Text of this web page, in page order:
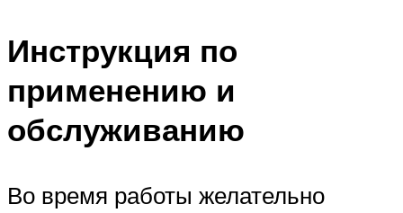
Инструкция по
применению и
обслуживанию
Во время работы желательно